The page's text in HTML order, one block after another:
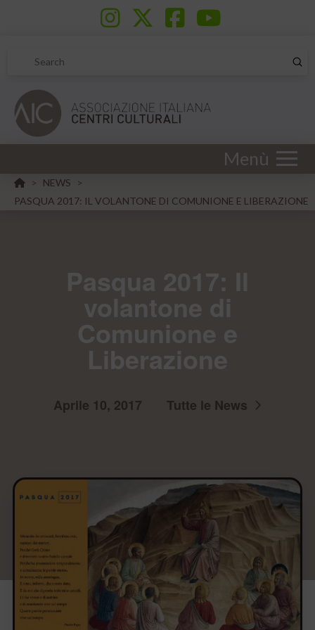
Search
Menù
HOME
> NEWS
>
PASQUA 2017: IL VOLANTONE DI COMUNIONE E LIBERAZIONE
Aprile 10, 2017 Tutte le News